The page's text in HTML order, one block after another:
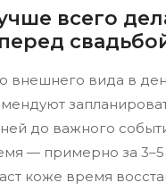
всего
внешнего вида в
до важного
— примерно за
коже время